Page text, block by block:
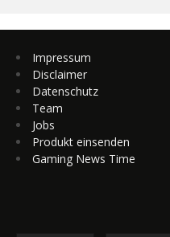
Impressum
Disclaimer
Datenschutz
Team
Jobs
Produkt einsenden
Gaming News Time